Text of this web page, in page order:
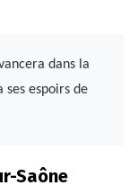
dans la
espoirs de
Saône